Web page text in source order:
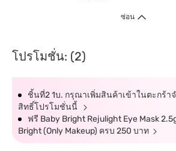
ซ่อน
โปรโมชั่น: (2)
ชิ้นที่2 1บ. กรุณาเพิ่มสินค้าเข้าในตะกร้า
สิทธิ์โปรโมชั่นนี้
ฟรี Baby Bright Rejulight Eye Mask
Bright (Only Makeup) ครบ 250 บาท